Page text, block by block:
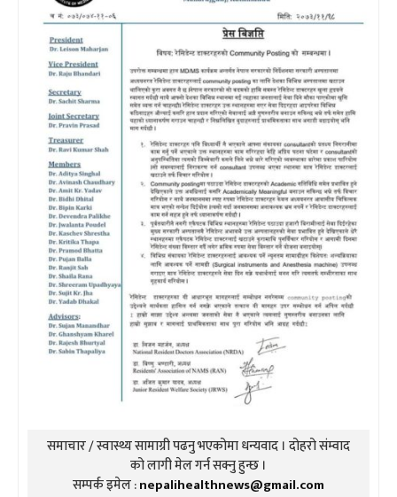
समाचार / स्वास्थ्य सामाग्री पढनु भएकोमा धन्यवाद । दोहरो संम्वाद
को लागी मेल गर्न सक्नु हुन्छ ।
सम्पर्क इमेल :nepalihealthnews@gmail.com